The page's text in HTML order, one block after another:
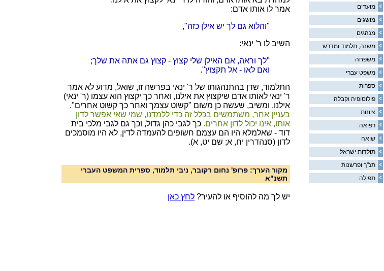
מועדים
מושגים
מנהגים
משנה, תלמוד ומדרש
משפחה
משפט עברי
ספרות
פילוסופיה וקבלה
ציונות
רפואה
שואה
תולדות ישראל
תנ"ך ופרשנות
תפילה
אמר לו אותו אדם:
"והלוא גם לך יש אילן כזה",
השיב לו ר' ינאי:
"לך וראה, אם האילן שלי קצוץ - קצוץ גם אתה את שלך;
ואם לאו - אל תקצוץ".
התלמוד, שדן בהתנהגותו של ר' ינאי בפרשה זו, שואל, מדוע לא אמר
ר' ינאי לאותו אדם שיקצוץ את אילנו, ואחר כך יקצוץ הוא עצמו (ר' ינאי)
אילנו, ומשיב, שעשה כן משום "קשוט עצמך ואחר כך קשוט אחרים".
בעניין אחר, משתמשים בכלל זה כדי ללמדנו, שמי שאי אפשר לדון
אותו, אינו יכול לדון אחרים. כך לגבי כהן גדול, וכך גם לגבי מלכי בית
דוד - שאלמלא היו הם עצמם חשופים להעמדה לדין, לא היו מוסמכים
לדון (סנהדרין יח, א; שם יט, א).
מקור הערך: פרופ' נחום רקובר, ניבי תלמוד, ספרית המשפט העברי
תשנ"א
יש לך מה להוסיף או להעיר? לחץ כאן